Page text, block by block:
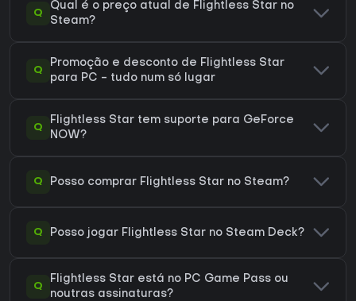
Q
Qual é o preço atual de Flightless Star no
Steam?
Q
Promoção e desconto de Flightless Star
para PC - tudo num só lugar
Q
Flightless Star tem suporte para GeForce
NOW?
Q Posso comprar Flightless Star no Steam?
Q Posso jogar Flightless Star no Steam Deck?
Q
Flightless Star está no PC Game Pass ou
noutras assinaturas?